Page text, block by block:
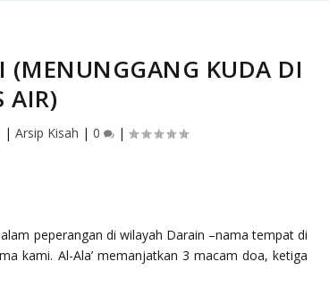
(MENUNGGANG KUDA DI
AIR)
| Arsip Kisah | 0 |
peperangan di wilayah Darain –nama tempat di
kami. Al-Ala’ memanjatkan 3 macam doa, ketiga